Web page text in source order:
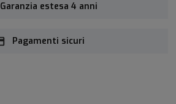
Garanzia estesa 4 anni
Pagamenti sicuri